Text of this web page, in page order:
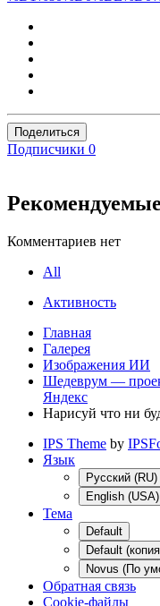
Поделиться
Подписчики 0
Комментариев нет
All
Активность
Главная
Галерея
Изображения ИИ
Шедеврум —
Яндекс
Нарисуй что ни
IPS Theme by
Язык
Русский
English (USA)
Тема
Default
Default
Novus (По
Обратная связь
Cookie-файлы